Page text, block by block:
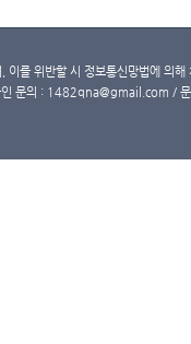
를 위반할 시 정보통신망법에 의
인 문의 : 1482qna@gmail.com /